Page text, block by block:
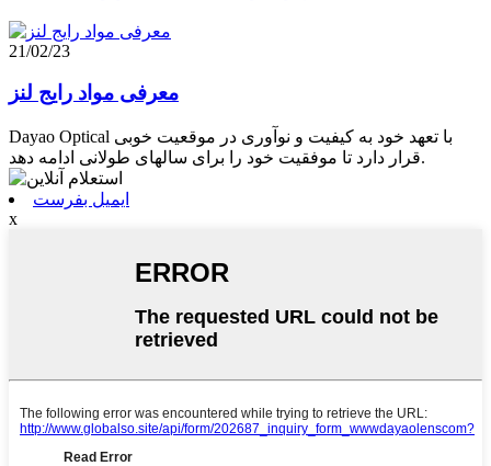
21/02/23
معرفی مواد رایج لنز
Dayao Optical با تعهد خود به کیفیت و نوآوری در موقعیت خوبی
قرار دارد تا موفقیت خود را برای سالهای طولانی ادامه دهد.
ایمیل بفرست
x